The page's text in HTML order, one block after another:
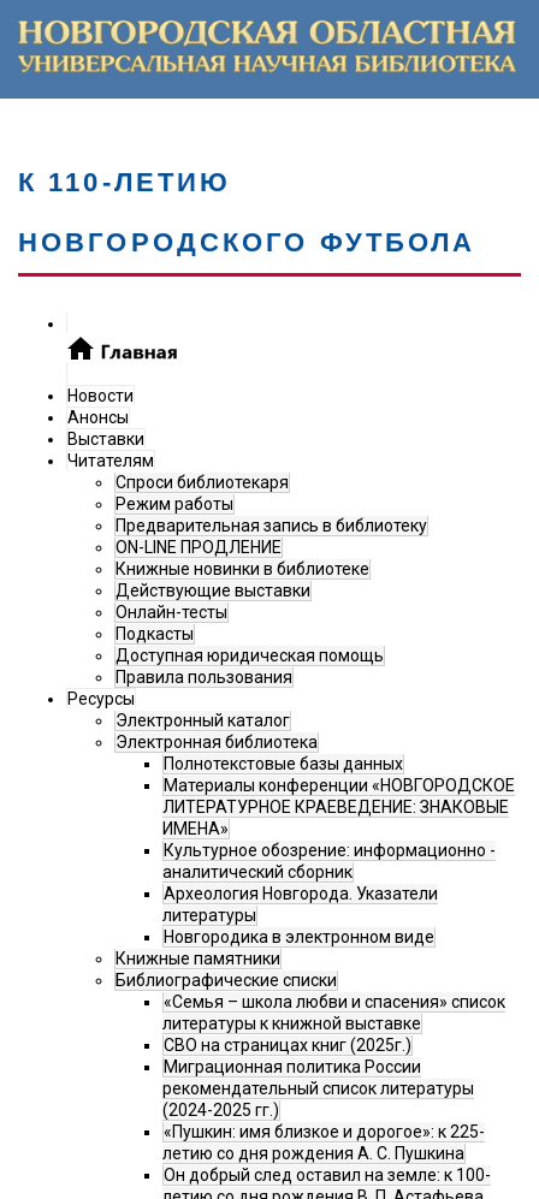
К 110-ЛЕТИЮ
НОВГОРОДСКОГО ФУТБОЛА
Новости
Анонсы
Выставки
Читателям
Спроси библиотекаря
Режим работы
Предварительная запись в библиотеку
ON-LINE ПРОДЛЕНИЕ
Книжные новинки в библиотеке
Действующие выставки
Онлайн-тесты
Подкасты
Доступная юридическая помощь
Правила пользования
Ресурсы
Электронный каталог
Электронная библиотека
Полнотекстовые базы данных
Материалы конференции «НОВГОРОДСКОЕ
ЛИТЕРАТУРНОЕ КРАЕВЕДЕНИЕ: ЗНАКОВЫЕ
ИМЕНА»
Культурное обозрение: информационно -
аналитический сборник
Археология Новгорода. Указатели
литературы
Новгородика в электронном виде
Книжные памятники
Библиографические списки
«Семья – школа любви и спасения» список
литературы к книжной выставке
СВО на страницах книг (2025г.)
Миграционная политика России
рекомендательный список литературы
(2024-2025 гг.)
«Пушкин: имя близкое и дорогое»: к 225-
летию со дня рождения А. С. Пушкина
Он добрый след оставил на земле: к 100-